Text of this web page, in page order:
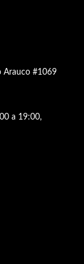
Arauco #1069
a 19:00,